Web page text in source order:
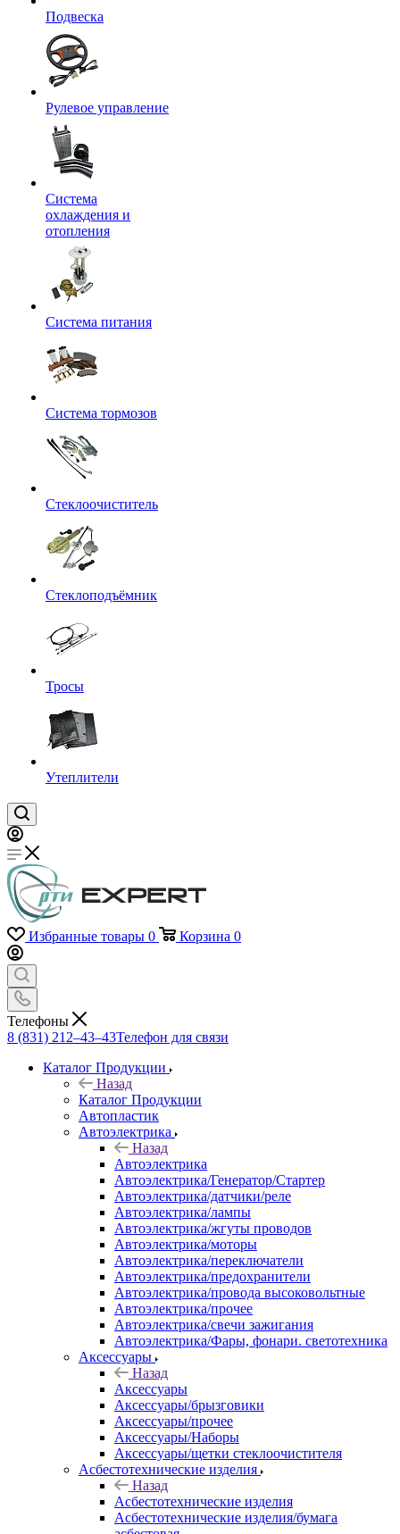
Подвеска
Рулевое управление
Система
охлаждения и
отопления
Система питания
Система тормозов
Стеклоочиститель
Стеклоподъёмник
Тросы
Утеплители
Избранные товары 0 Корзина 0
Телефоны
8 (831) 212–43–43Телефон для связи
Каталог Продукции
Назад
Каталог Продукции
Автопластик
Автоэлектрика
Назад
Автоэлектрика
Автоэлектрика/Генератор/Стартер
Автоэлектрика/датчики/реле
Автоэлектрика/лампы
Автоэлектрика/жгуты проводов
Автоэлектрика/моторы
Автоэлектрика/переключатели
Автоэлектрика/предохранители
Автоэлектрика/провода высоковольтные
Автоэлектрика/прочее
Автоэлектрика/свечи зажигания
Автоэлектрика/Фары, фонари. светотехника
Аксессуары
Назад
Аксессуары
Аксессуары/брызговики
Аксессуары/прочее
Аксессуары/Наборы
Аксессуары/щетки стеклоочистителя
Асбестотехнические изделия
Назад
Асбестотехнические изделия
Асбестотехнические изделия/бумага